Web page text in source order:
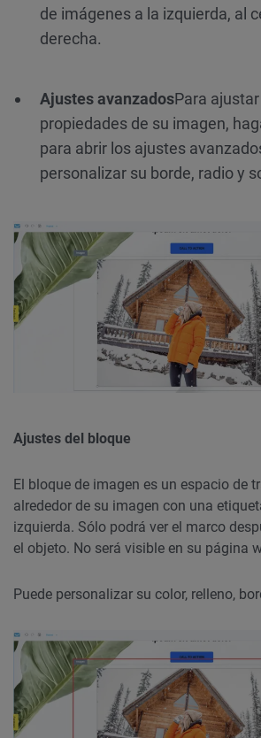
de imágenes a la izquierda, al
derecha.
Ajustes avanzadosPara
propiedades de su imagen,
para abrir los ajustes
personalizar su borde, radio y
Ajustes del bloque
El bloque de imagen es un espacio de
alrededor de su imagen con una
izquierda. Sólo podrá ver el marco
el objeto. No será visible en su página
Puede personalizar su color, relleno,